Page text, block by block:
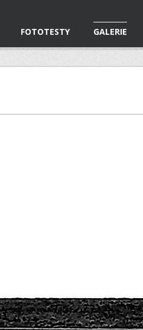
FOTOTESTY GALERIE